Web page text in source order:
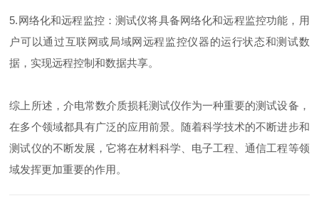
5.网络化和远程监控：测试仪将具备网络化和远程监控功能，用
户可以通过互联网或局域网远程监控仪器的运行状态和测试数
据，实现远程控制和数据共享。
综上所述，介电常数介质损耗测试仪作为一种重要的测试设备，
在多个领域都具有广泛的应用前景。随着科学技术的不断进步和
测试仪的不断发展，它将在材料科学、电子工程、通信工程等领
域发挥更加重要的作用。